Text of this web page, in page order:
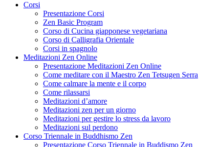
Corsi
Presentazione Corsi
Zen Basic Program
Corso di Cucina giapponese vegetariana
Corso di Calligrafia Orientale
Corsi in spagnolo
Meditazioni Zen Online
Presentazione Meditazioni Zen Online
Come meditare con il Maestro Zen Tetsugen Serra
Come calmare la mente e il corpo
Come rilassarsi
Meditazioni d’amore
Meditazioni zen per un giorno
Meditazioni per gestire lo stress da lavoro
Meditazioni sul perdono
Corso Triennale in Buddhismo Zen
Presentazione Corso Triennale in Buddismo Zen